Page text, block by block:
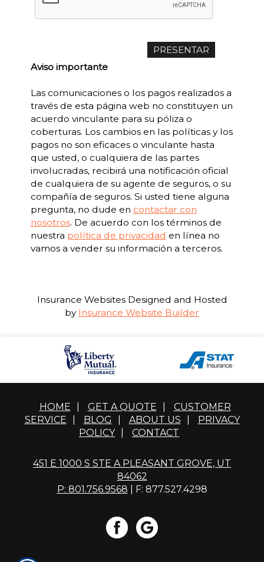
Aviso importante
Las comunicaciones o los pagos realizados a
través de esta página web no constituyen un
acuerdo vinculante para su póliza o
coberturas. Los cambios en las políticas y los
pagos no son eficaces o vinculante hasta
que usted, o cualquiera de las partes
involucradas, recibirá una notificación oficial
de cualquiera de su agente de seguros, o su
compañía de seguros. Si usted tiene alguna
pregunta, no dude en contactar con
nosotros. De acuerdo con los términos de
nuestra política de privacidad en línea no
vamos a vender su información a terceros.
Insurance WebsitesDesigned and Hosted
by Insurance Website Builder
HOME GET A QUOTE
CUSTOMER
SERVICE
BLOG ABOUT US
PRIVACY
POLICY
CONTACT
451 E 1000 S STE A PLEASANT GROVE, UT
84062
P: 801.756.9568 | F: 877.527.4298